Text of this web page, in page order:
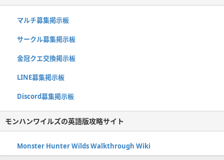
マルチ募集掲示板
サークル募集掲示板
金冠クエ交換掲示板
LINE募集掲示板
Discord募集掲示板
モンハンワイルズの英語版攻略サイト
Monster Hunter Wilds Walkthrough Wiki